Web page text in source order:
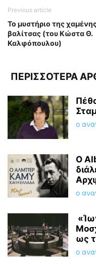
Previous article
Το μυστήριο της
βαλίτσας (του Κώστα Θ.
Καλφόπουλου)
ΠΕΡΙΣΣΟΤΕΡΑ
ο
O
ο
ως
ο